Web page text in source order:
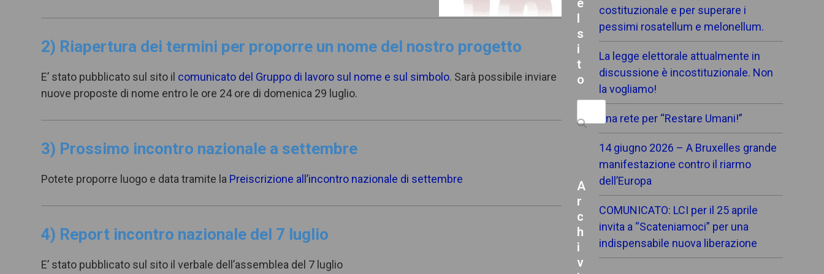
2) Riapertura dei termini per proporre un nome del nostro progetto
E’ stato pubblicato sul sito il comunicato del Gruppo di lavoro sul nome e sul simbolo. Sarà possibile inviare
nuove proposte di nome entro le ore 24 ore di domenica 29 luglio.
3) Prossimo incontro nazionale a settembre
Potete proporre luogo e data tramite la Preiscrizione all’incontro nazionale di settembre
4) Report incontro nazionale del 7 luglio
E’ stato pubblicato sul sito il verbale dell’assemblea del 7 luglio
costituzionale e per superare i
pessimi rosatellum e melonellum.
La legge elettorale attualmente in
discussione è incostituzionale. Non
la vogliamo!
Una rete per “Restare Umani!”
14 giugno 2026 – A Bruxelles grande
manifestazione contro il riarmo
dell’Europa
COMUNICATO: LCI per il 25 aprile
invita a “Scateniamoci” per una
indispensabile nuova liberazione
e
s
i
t
o
Search
A
r
c
h
i
v